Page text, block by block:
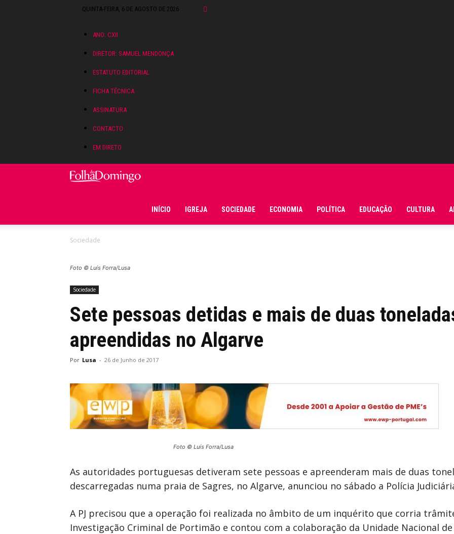
QUINTA-FEIRA, 6 DE AGOSTO DE 2026
ANO: CXII
DIRETOR: SAMUEL MENDONÇA
ESTATUTO EDITORIAL
FICHA TÉCNICA
ASSINATURA
CONTACTO
EM DIRETO
INÍCIO IGREJA SOCIEDADE ECONOMIA POLÍTICA EDUCAÇÃO CULTURA
Sociedade
Foto © Luís Forra/Lusa
Sociedade
Sete pessoas detidas e mais de duas
apreendidas no Algarve
Por Lusa - 26 de Junho de 2017
Foto © Luís Forra/Lusa
As autoridades portuguesas detiveram sete pessoas e apreenderam mais de duas
descarregadas numa praia de Sagres, no Algarve, anunciou no sábado a Polícia
A PJ precisou que a operação foi realizada no âmbito de um inquérito que corria
Investigação Criminal de Portimão e contou com a colaboração da Unidade Nacional